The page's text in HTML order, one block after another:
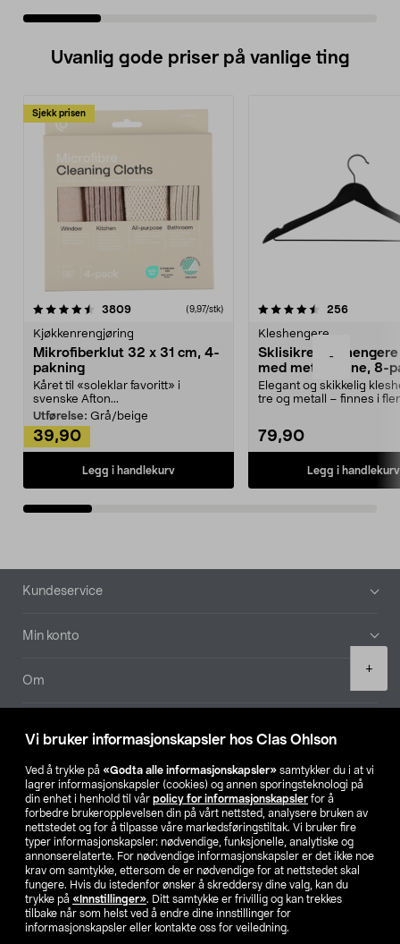
Vi bruker informasjonskapsler hos Clas Ohlson
Ved å trykke på «Godta alle informasjonskapsler» samtykker du i at vi
lagrer informasjonskapsler (cookies) og annen sporingsteknologi på
din enhet i henhold til vår policy for informasjonskapsler for å
forbedre brukeropplevelsen din på vårt nettsted, analysere bruken av
nettstedet og for å tilpasse våre markedsføringstiltak. Vi bruker fire
typer informasjonskapsler: nødvendige, funksjonelle, analytiske og
annonserelaterte. For nødvendige informasjonskapsler er det ikke noe
krav om samtykke, ettersom de er nødvendige for at nettstedet skal
fungere. Hvis du istedenfor ønsker å skreddersy dine valg, kan du
trykke på «Innstillinger». Ditt samtykke er frivillig og kan trekkes
tilbake når som helst ved å endre dine innstillinger for
informasjonskapsler eller kontakte oss for veiledning.
-
+
Uvanlig gode priser på vanlige ting
Sjekk prisen
3809anmeldelser(9,97/stk)
Kjøkkenrengjøring
Mikrofiberklut 32 x 31 cm, 4-
pakning
Kåret til «soleklar favoritt» i
svenske Afton...
Utførelse: Grå/beige
39,90
Legg i handlekurv
4.5av 5 stjerner 256
Kleshengere
Sklisikre
med metallpinne, 8-
Elegant og skikkelig
tre og metall – finnes i
79,90
Legg i handlekurv
4.5av 5 stjerner
Bunntekst
Kundeservice
Min konto
Om
Våre selskaper
Finn din butikk
SE NO FI